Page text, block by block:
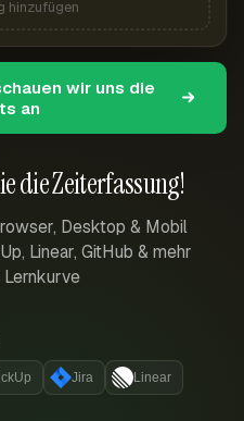
die Zeiterfassung!
Desktop & Mobil
Linear, GitHub & mehr
Lernkurve
Jira Linear
hinzufügen
wir uns die
an